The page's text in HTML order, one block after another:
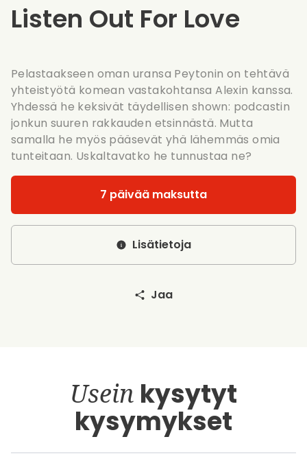
Listen Out For Love
Pelastaakseen oman uransa Peytonin on tehtävä
yhteistyötä komean vastakohtansa Alexin kanssa.
Yhdessä he keksivät täydellisen shown: podcastin
jonkun suuren rakkauden etsinnästä. Mutta
samalla he myös pääsevät yhä lähemmäs omia
tunteitaan. Uskaltavatko he tunnustaa ne?
7 päivää maksutta
Lisätietoja
Jaa
Usein kysytyt
kysymykset